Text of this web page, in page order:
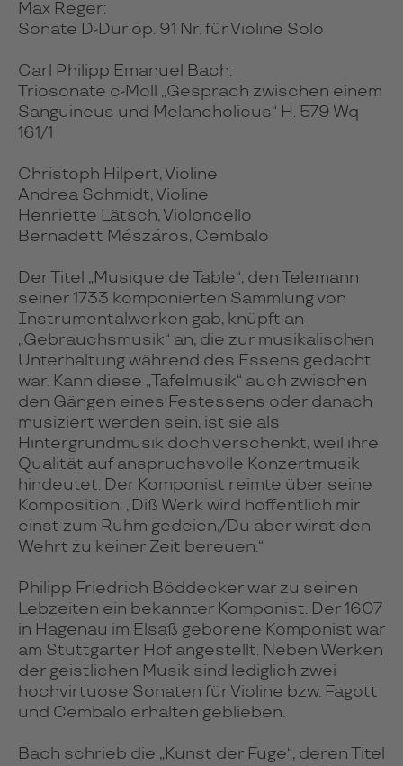
Max Reger:
Sonate D-Dur op. 91 Nr. für Violine Solo
Carl Philipp Emanuel Bach:
Triosonate c-Moll „Gespräch zwischen einem
Sanguineus und Melancholicus“ H. 579 Wq
161/1
Christoph Hilpert, Violine
Andrea Schmidt, Violine
Henriette Lätsch, Violoncello
Bernadett Mészáros, Cembalo
Der Titel „Musique de Table“, den Telemann
seiner 1733 komponierten Sammlung von
Instrumentalwerken gab, knüpft an
„Gebrauchsmusik“ an, die zur musikalischen
Unterhaltung während des Essens gedacht
war. Kann diese „Tafelmusik“ auch zwischen
den Gängen eines Festessens oder danach
musiziert werden sein, ist sie als
Hintergrundmusik doch verschenkt, weil ihre
Qualität auf anspruchsvolle Konzertmusik
hindeutet. Der Komponist reimte über seine
Komposition: „Diß Werk wird hoffentlich mir
einst zum Ruhm gedeien,/Du aber wirst den
Wehrt zu keiner Zeit bereuen.“
Philipp Friedrich Böddecker war zu seinen
Lebzeiten ein bekannter Komponist. Der 1607
in Hagenau im Elsaß geborene Komponist war
am Stuttgarter Hof angestellt. Neben Werken
der geistlichen Musik sind lediglich zwei
hochvirtuose Sonaten für Violine bzw. Fagott
und Cembalo erhalten geblieben.
Bach schrieb die „Kunst der Fuge“, deren Titel